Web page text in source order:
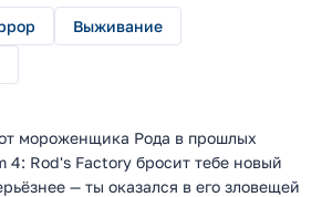
Выживание
мороженщика Рода в прошлых
4: Rod's Factory бросит тебе новый
— ты оказался в его зловещей